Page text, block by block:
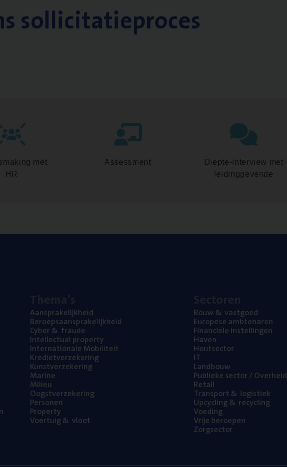
sollicitatieproces
met
HR
Assessment
Diepte-interview met
leidinggevende
Aan­spra­ke­lijk­heid
Beroeps­aan­spra­ke­lijk­heid
Cyber& fraude
Intel­lec­tu­al property
Inter­na­ti­o­na­le Mobiliteit
Kre­diet­ver­ze­ke­ring
Kunst­ver­ze­ke­ring
Mari­ne
Mili­eu
Oogst­ver­ze­ke­ring
Per­so­nen
Pro­per­ty
Voer­tuig& vloot
Bouw& vastgoed
Euro­pe­se ambtenaren
Finan­ci­ë­le instellingen
Haven
Hout­sec­tor
IT
Land­bouw
Publie­ke sec­tor / Overheid
Retail
Trans­port& logistiek
Upcy­cling& recycling
Voe­ding
Vrije beroe­pen
Zorg­sec­tor